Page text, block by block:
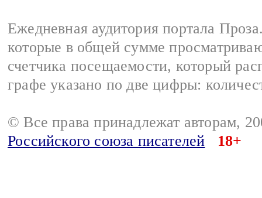
Ежедневная аудитория портала
которые в общей сумме
счетчика посещаемости, который
графе указано по две цифры:
© Все права принадлежат авторам,
Российского союза писателей
18+